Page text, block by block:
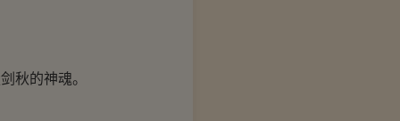
秋的神魂。